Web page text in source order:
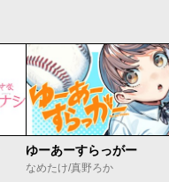
ゆーあーすらっがー
なめたけ/真野ろか